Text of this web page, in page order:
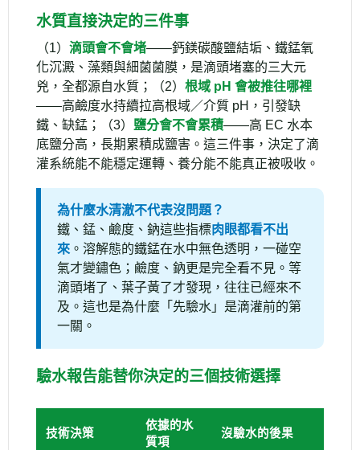
水質直接決定的三件事
（1） 滴頭會不會堵——鈣鎂碳酸鹽結垢、鐵錳氧
化沉澱、藻類與細菌菌膜，是滴頭堵塞的三大元
兇，全都源自水質；（2） 根域 pH 會被推往哪裡
——高鹼度水持續拉高根域／介質 pH，引發缺
鐵、缺錳；（3） 鹽分會不會累積——高 EC 水本
底鹽分高，長期累積成鹽害。這三件事，決定了滴
灌系統能不能穩定運轉、養分能不能真正被吸收。
為什麼水清澈不代表沒問題？
鐵、錳、鹼度、鈉這些指標肉眼都看不出
來 。溶解態的鐵錳在水中無色透明，一碰空
氣才變鏽色；鹼度、鈉更是完全看不見。等
滴頭堵了、葉子黃了才發現，往往已經來不
及。這也是為什麼「先驗水」是滴灌前的第
一關。
驗水報告能替你決定的三個技術選擇
技術決策
依據的水
質項
沒驗水的後果